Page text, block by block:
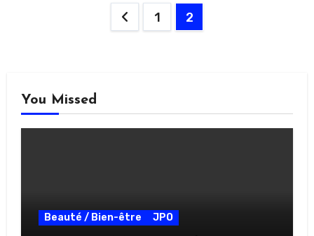
1 2
You Missed
Beauté / Bien-être JPO